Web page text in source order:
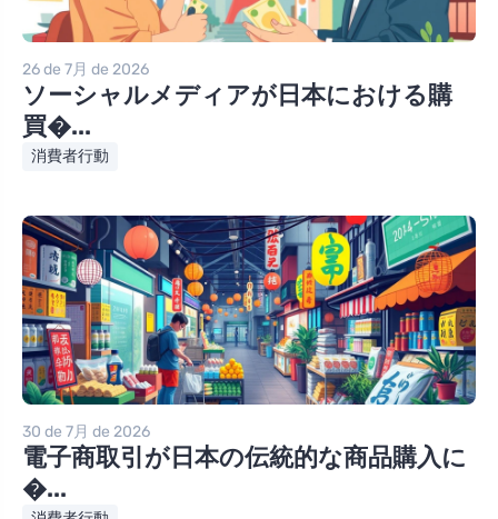
26 de 7月 de 2026
ソーシャルメディアが日本における購
買�...
消費者行動
30 de 7月 de 2026
電子商取引が日本の伝統的な商品購入に
�...